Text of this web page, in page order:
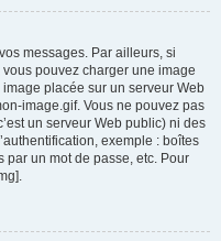
messages. Par ailleurs, si
pouvez charger une image
placée sur un serveur Web
image.gif. Vous ne pouvez pas
un serveur Web public) ni des
exemple : boîtes
par un mot de passe, etc. Pour